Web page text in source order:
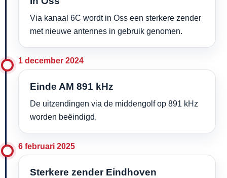
Via kanaal 6C wordt in Oss een sterkere zender
met nieuwe antennes in gebruik genomen.
1 december 2024
Einde AM 891 kHz
De uitzendingen via de middengolf op 891 kHz
worden beëindigd.
6 februari 2025
Sterkere zender Eindhoven